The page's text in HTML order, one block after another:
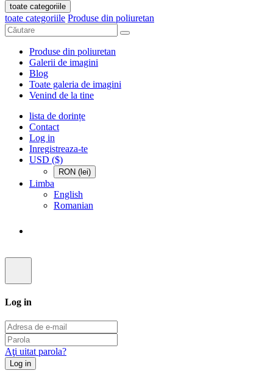
toate categoriile
toate categoriile Produse din poliuretan
Produse din poliuretan
Galerii de imagini
Blog
Toate galeria de imagini
Venind de la tine
lista de dorințe
Contact
Log in
Inregistreaza-te
USD ($)
RON (lei)
Limba
English
Romanian
Log in
Aţi uitat parola?
Log in